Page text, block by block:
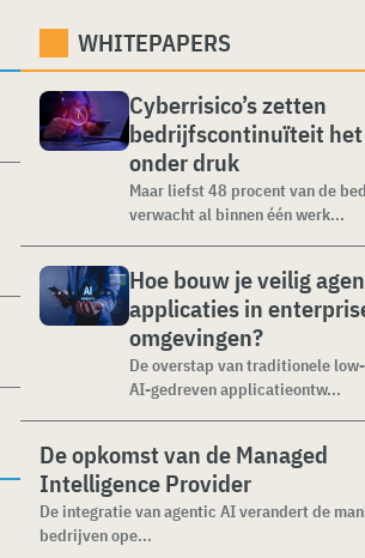
WHITEPAPERS
Cyberrisico’s zetten
bedrijfscontinuïteit het
onder druk
Maar liefst 48 procent van de
verwacht al binnen één werk...
Hoe bouw je veilig
applicaties in
omgevingen?
De overstap van traditionele
AI-gedreven applicatieontw...
De opkomst van de Managed
Intelligence Provider
De integratie van agentic AI verandert de
bedrijven ope...